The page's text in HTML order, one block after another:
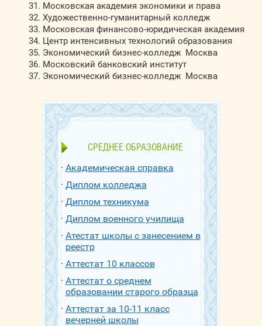
Московская академия экономики и права
Художественно-гуманитарный колледж
Московская финансово-юридическая академия
Центр интенсивных технологий образования
Экономический бизнес-колледж Москва
Московский банковский институт
Экономический бизнес-колледж Москва
СРЕДНЕЕ ОБРАЗОВАНИЕ
Академическая справка
Диплом колледжа
Диплом техникума
Диплом военного училища
Атестат школы с занесением в
реестр
Аттестат 10 классов
Аттестат о среднем
образовании старого образца
Аттестат за 10-11 класс
вечерней школы